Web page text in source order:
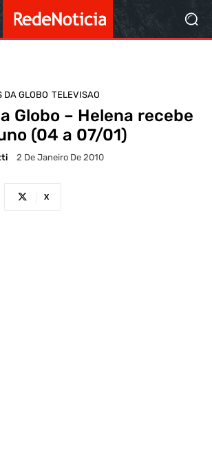
DA GLOBO TELEVISAO
Globo – Helena recebe
(04 a 07/01)
2 De Janeiro De 2010
X